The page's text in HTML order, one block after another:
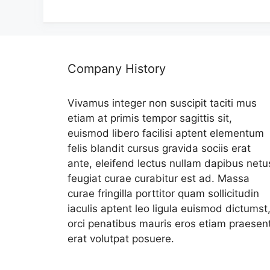
Company History
Vivamus integer non suscipit taciti mus
etiam at primis tempor sagittis sit,
euismod libero facilisi aptent elementum
felis blandit cursus gravida sociis erat
ante, eleifend lectus nullam dapibus
feugiat curae curabitur est ad. Massa
curae fringilla porttitor quam sollicitudin
iaculis aptent leo ligula euismod dictumst,
orci penatibus mauris eros etiam
erat volutpat posuere.